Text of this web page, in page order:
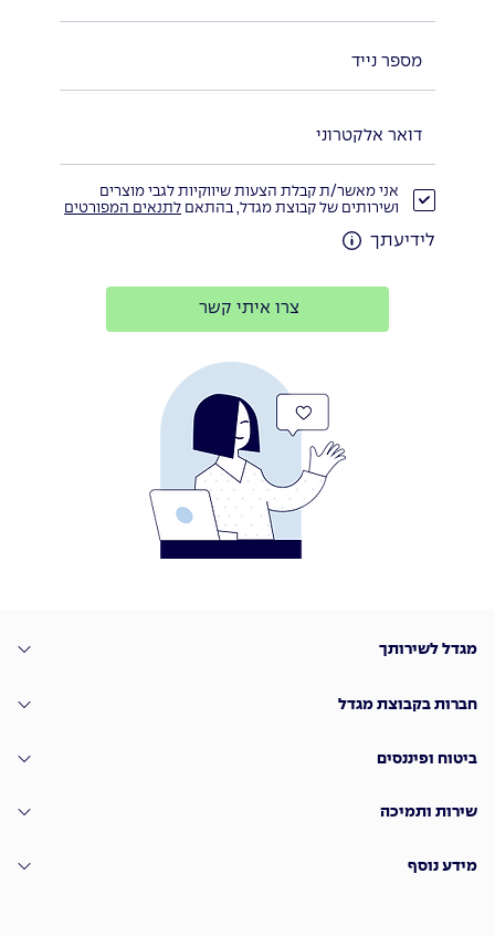
אני מאשר/ת קבלת הצעות שיווקיות לגבי מוצרים
ושירותים של קבוצת מגדל, בהתאם לתנאים המפורטים
לידיעתך
צרו איתי קשר
מגדל לשירותך
חברות בקבוצת מגדל
ביטוח ופיננסים
שירות ותמיכה
מידע נוסף